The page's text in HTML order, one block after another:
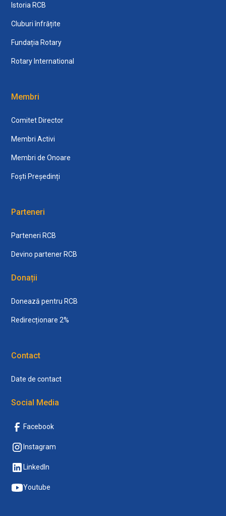
Istoria RCB
Cluburi înfrățite
Fundația Rotary
Rotary International
Membri
Comitet Director
Membri Activi
Membri de Onoare
Foști Președinți
Parteneri
Parteneri RCB
Devino partener RCB
Donații
Donează pentru RCB
Redirecționare 2%
Contact
Date de contact
Social Media
Facebook
Instagram
LinkedIn
Youtube